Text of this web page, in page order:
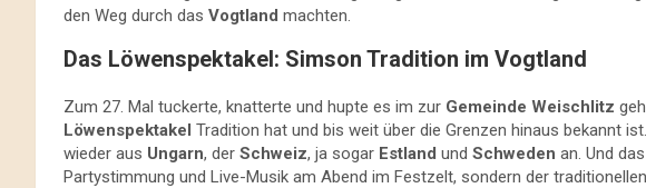
den Weg durch das Vogtland machten.
Das Löwenspektakel: Simson Tradition im Vogtland
Zum 27. Mal tuckerte, knatterte und hupte es im zur Gemeinde Weischlitz
Löwenspektakel Tradition hat und bis weit über die Grenzen hinaus bekannt
wieder aus Ungarn, der Schweiz, ja sogar Estland und Schweden an. Und
Partystimmung und Live-Musik am Abend im Festzelt, sondern der traditionellen